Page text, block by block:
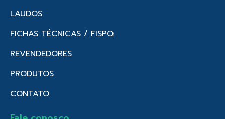
LAUDOS
FICHAS TÉCNICAS / FISPQ
REVENDEDORES
PRODUTOS
CONTATO